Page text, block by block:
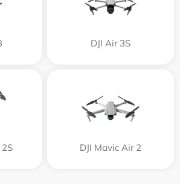
DJI Air 3S
DJI Mavic Air 2